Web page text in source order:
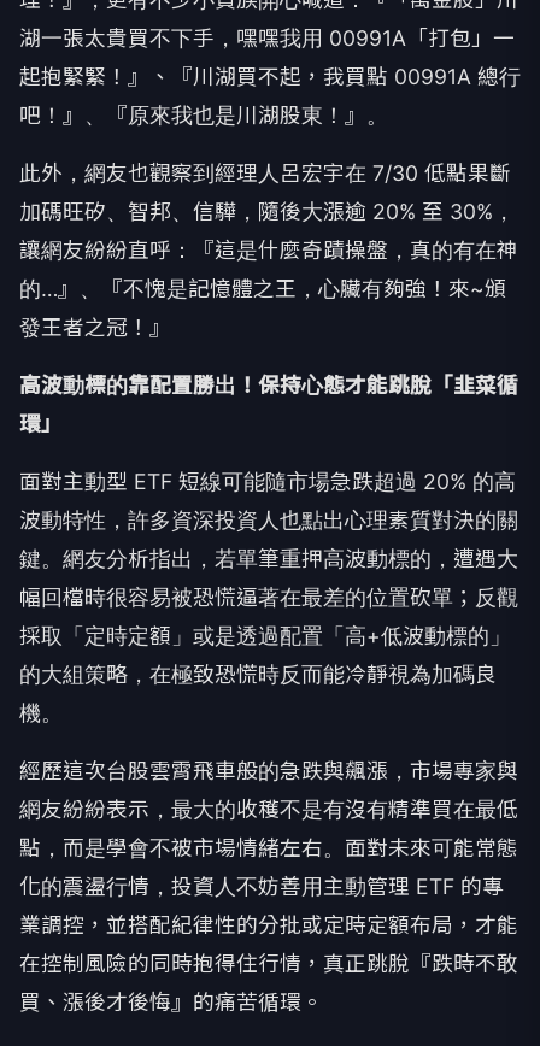
湖一張太貴買不下手，嘿嘿我用 00991A「打包」一
起抱緊緊！』、『川湖買不起，我買點 00991A 總行
吧！』、『原來我也是川湖股東！』。
此外，網友也觀察到經理人呂宏宇在 7/30 低點果斷
加碼旺矽、智邦、信驊，隨後大漲逾 20% 至 30%，
讓網友紛紛直呼：『這是什麼奇蹟操盤，真的有在神
的…』、『不愧是記憶體之王，心臟有夠強！來~頒
發王者之冠！』
高波動標的靠配置勝出！保持心態才能跳脫「韭菜循
環」
面對主動型 ETF 短線可能隨市場急跌超過 20% 的高
波動特性，許多資深投資人也點出心理素質對決的關
鍵。網友分析指出，若單筆重押高波動標的，遭遇大
幅回檔時很容易被恐慌逼著在最差的位置砍單；反觀
採取「定時定額」或是透過配置「高+低波動標的」
的大組策略，在極致恐慌時反而能冷靜視為加碼良
機。
經歷這次台股雲霄飛車般的急跌與飆漲，市場專家與
網友紛紛表示，最大的收穫不是有沒有精準買在最低
點，而是學會不被市場情緒左右。面對未來可能常態
化的震盪行情，投資人不妨善用主動管理 ETF 的專
業調控，並搭配紀律性的分批或定時定額布局，才能
在控制風險的同時抱得住行情，真正跳脫『跌時不敢
買、漲後才後悔』的痛苦循環。